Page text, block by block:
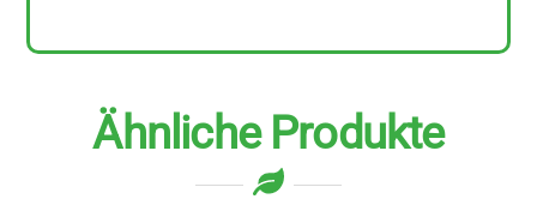
Ähnliche Produkte